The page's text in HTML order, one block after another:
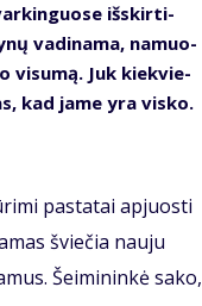
iš­skir­ti­
va­di­na­ma, na­muo­
vi­su­mą. Juk kiek­vie­
kad ja­me yra vis­ko.
pa­sta­tai ap­juos­ti
švie­čia nau­ju
Šei­mi­nin­kė sa­ko,